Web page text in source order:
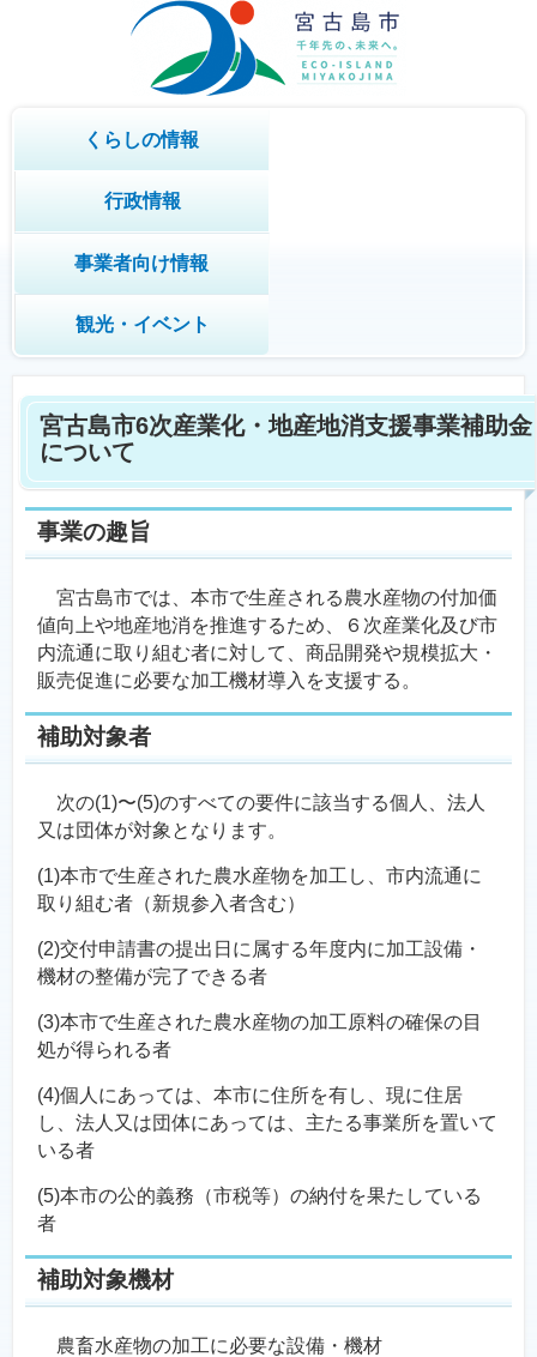
くらしの情報
行政情報
事業者向け情報
観光・イベント
宮古島市6次産業化・地産地消支援事業補助金
について
事業の趣旨
宮古島市では、本市で生産される農水産物の付加価
値向上や地産地消を推進するため、６次産業化及び市
内流通に取り組む者に対して、商品開発や規模拡大・
販売促進に必要な加工機材導入を支援する。
補助対象者
次の(1)〜(5)のすべての要件に該当する個人、法人
又は団体が対象となります。
(1)本市で生産された農水産物を加工し、市内流通に
取り組む者（新規参入者含む）
(2)交付申請書の提出日に属する年度内に加工設備・
機材の整備が完了できる者
(3)本市で生産された農水産物の加工原料の確保の目
処が得られる者
(4)個人にあっては、本市に住所を有し、現に住居
し、法人又は団体にあっては、主たる事業所を置いて
いる者
(5)本市の公的義務（市税等）の納付を果たしている
者
補助対象機材
農畜水産物の加工に必要な設備・機材